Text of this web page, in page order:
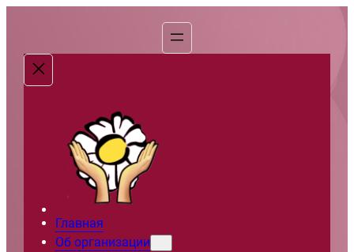
содержимому
Главная
Об организации